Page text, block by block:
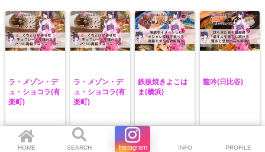
ラ・メゾン・デ
ュ・ショコラ(有
楽町)
ラ・メゾン・デ
ュ・ショコラ(有
楽町)
鉄板焼きよこは
ま(横浜)
龍吟(日比谷)
HOME SEARCH Instagram INFO PROFILE
Instagram